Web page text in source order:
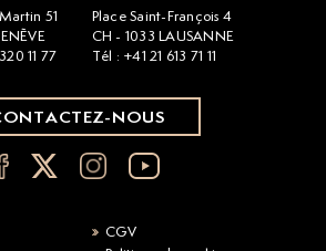
51
11 77
Place Saint-François 4
CH - 1033 LAUSANNE
Tél : +41 21 613 71 11
NOUS
CGV